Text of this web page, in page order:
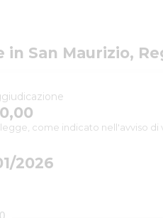
San Maurizio,
come indicato nell'avviso di
2026